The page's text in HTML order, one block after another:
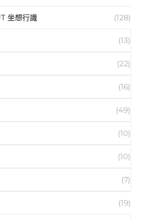
坐想行識 (128)
(13)
(22)
(16)
(49)
(10)
(10)
(7)
(19)